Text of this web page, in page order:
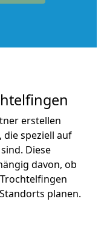
erstellen
speziell auf
Diese
davon, ob
planen.